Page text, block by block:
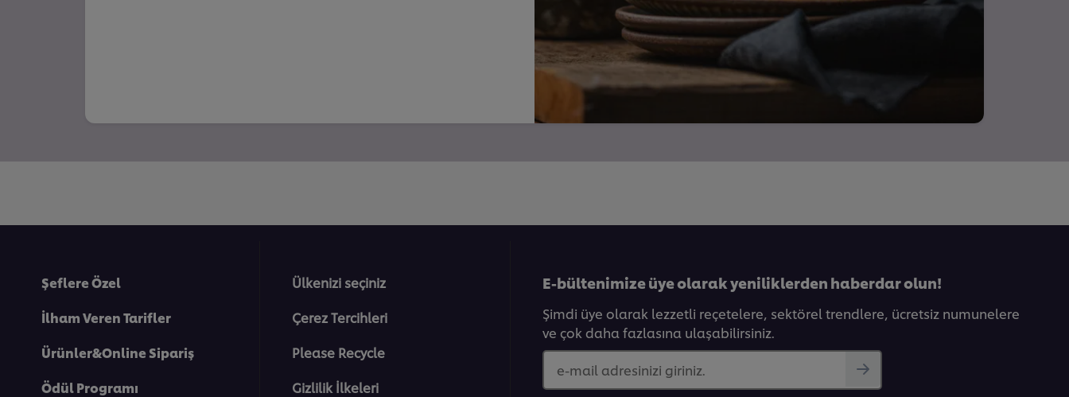
Şeflere Özel
İlham Veren Tarifler
Ürünler&Online Sipariş
Ödül Programı
Ülkenizi seçiniz
Çerez Tercihleri
Please Recycle
Gi̇zli̇li̇k İlkeleri̇
E-bültenimize üye olarak yeniliklerden haberdar olun!
Şimdi üye olarak lezzetli reçetelere, sektörel trendlere, ücretsiz numunelere
ve çok daha fazlasına ulaşabilirsiniz.
e-mail adresinizi giriniz.